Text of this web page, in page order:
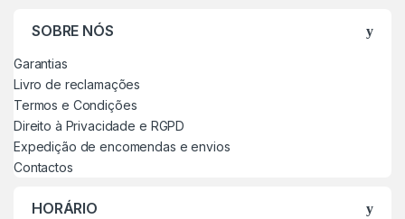
SOBRE NÓS
Garantias
Livro de reclamações
Termos e Condições
Direito à Privacidade e RGPD
Expedição de encomendas e envios
Contactos
HORÁRIO